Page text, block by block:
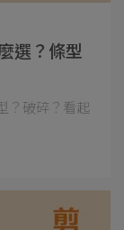
選？條型
？破碎？看起